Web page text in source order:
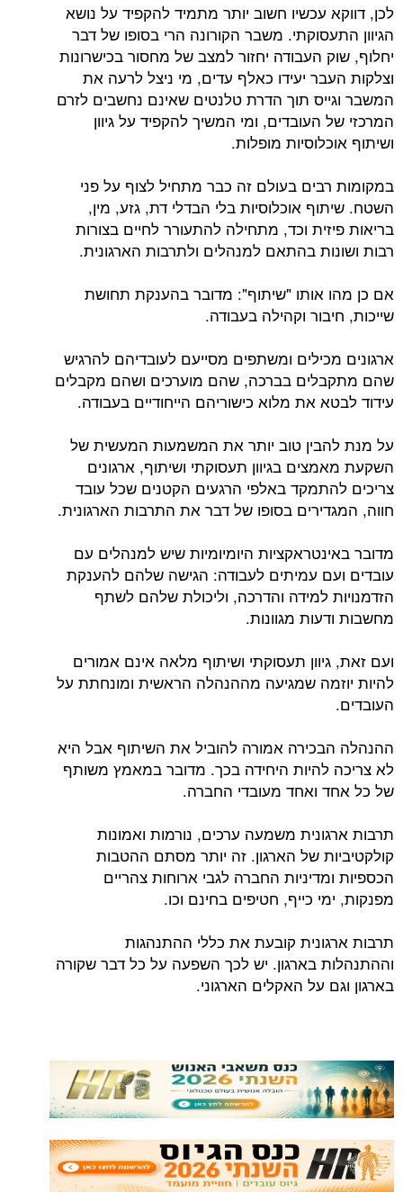
לכן, דווקא עכשיו חשוב יותר מתמיד להקפיד על נושא
הגיוון התעסוקתי. משבר הקורונה הרי בסופו של דבר
יחלוף, שוק העבודה יחזור למצב של מחסור בכישרונות
וצלקות העבר יעידו כאלף עדים, מי ניצל לרעה את
המשבר וגייס תוך הדרת טלנטים שאינם נחשבים לזרם
המרכזי של העובדים, ומי המשיך להקפיד על גיוון
ושיתוף אוכלוסיות מופלות.
במקומות רבים בעולם זה כבר מתחיל לצוף על פני
השטח. שיתוף אוכלוסיות בלי הבדלי דת, גזע, מין,
בריאות פיזית וכד, מתחילה להתעורר לחיים בצורות
רבות ושונות בהתאם למנהלים ולתרבות הארגונית.
אם כן מהו אותו "שיתוף": מדובר בהענקת תחושת
שייכות, חיבור וקהילה בעבודה.
ארגונים מכילים ומשתפים מסייעם לעובדיהם להרגיש
שהם מתקבלים בברכה, שהם מוערכים ושהם מקבלים
עידוד לבטא את מלוא כישוריהם הייחודיים בעבודה.
על מנת להבין טוב יותר את המשמעות המעשית של
השקעת מאמצים בגיוון תעסוקתי ושיתוף, ארגונים
צריכים להתמקד באלפי הרגעים הקטנים שכל עובד
חווה, המגדירים בסופו של דבר את התרבות הארגונית.
מדובר באינטראקציות היומיומיות שיש למנהלים עם
עובדים ועם עמיתים לעבודה: הגישה שלהם להענקת
הזדמנויות למידה והדרכה, וליכולת שלהם לשתף
מחשבות ודעות מגוונות.
ועם זאת, גיוון תעסוקתי ושיתוף מלאה אינם אמורים
להיות יוזמה שמגיעה מההנהלה הראשית ומונחתת על
העובדים.
ההנהלה הבכירה אמורה להוביל את השיתוף אבל היא
לא צריכה להיות היחידה בכך. מדובר במאמץ משותף
של כל אחד ואחד מעובדי החברה.
תרבות ארגונית משמעה ערכים, נורמות ואמונות
קולקטיביות של הארגון. זה יותר מסתם ההטבות
הכספיות ומדיניות החברה לגבי ארוחות צהריים
מפנקות, ימי כייף, חטיפים בחינם וכו.
תרבות ארגונית קובעת את כללי ההתנהגות
וההתנהלות בארגון. יש לכך השפעה על כל דבר שקורה
בארגון וגם על האקלים הארגוני.